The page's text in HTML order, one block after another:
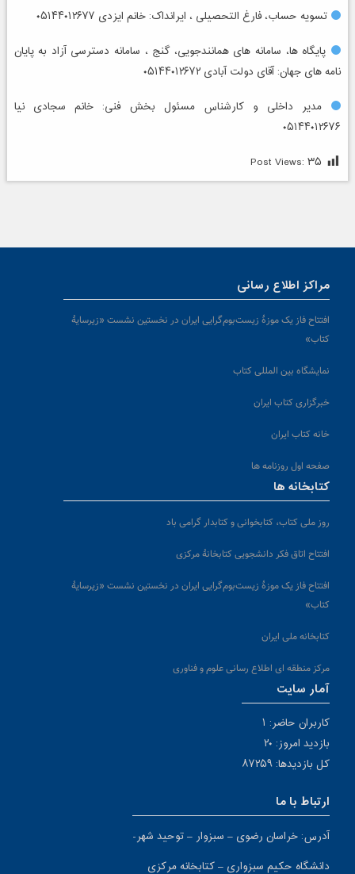
تسویه حساب، فارغ التحصیلی ، ایرانداک: خانم ایزدی ۰۵۱۴۴۰۱۲۶۷۷
پایگاه ها، سامانه های همانندجویی، گنج ، سامانه دسترسی آزاد به پایان
نامه های جهان: آقای دولت آبادی ۰۵۱۴۴۰۱۲۶۷۲
مدیر داخلی و کارشناس مسئول بخش فنی: خانم سجادی نیا
۰۵۱۴۴۰۱۲۶۷۶
Post Views: ۳۵
مراکز اطلاع رسانی
افتتاح فاز یک موزۀ زیست‌بوم‌گرایی ایران در نخستین نشست «زیرسایۀ
کتاب»
نمایشگاه بین المللی کتاب
خبرگزاری کتاب ایران
خانه کتاب ایران
صفحه اول روزنامه ها
کتابخانه ها
روز ملی کتاب، کتابخوانی و کتابدار گرامی باد
افتتاح اتاق فکر دانشجویی کتابخانهٔ مرکزی
افتتاح فاز یک موزۀ زیست‌بوم‌گرایی ایران در نخستین نشست «زیرسایۀ
کتاب»
کتابخانه ملی ایران
مرکز منطقه ای اطلاع رسانی علوم و فناوری
آمار سایت
کاربران حاضر: ۱
بازدید امروز: ۲۰
کل بازدیدها: ۸۷۲۵۹
ارتباط با ما
آدرس: خراسان رضوی – سبزوار – توحید شهر-
دانشگاه حکیم سبزواری – کتابخانه مرکزی